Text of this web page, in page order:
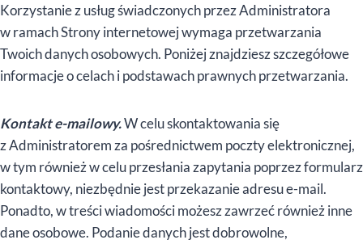
Korzystanie z usług świadczonych przez Administratora
w ramach Strony internetowej wymaga przetwarzania
Twoich danych osobowych. Poniżej znajdziesz szczegółowe
informacje o celach i podstawach prawnych przetwarzania.
Kontakt e-mailowy.W celu skontaktowania się
z Administratorem za pośrednictwem poczty elektronicznej,
w tym również w celu przesłania zapytania poprzez formularz
kontaktowy, niezbędnie jest przekazanie adresu e-mail.
Ponadto, w treści wiadomości możesz zawrzeć również inne
dane osobowe. Podanie danych jest dobrowolne,